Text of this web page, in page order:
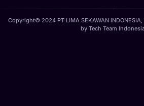
Copyright© 2024 PT LIMA SEKAWAN
by Tech Team